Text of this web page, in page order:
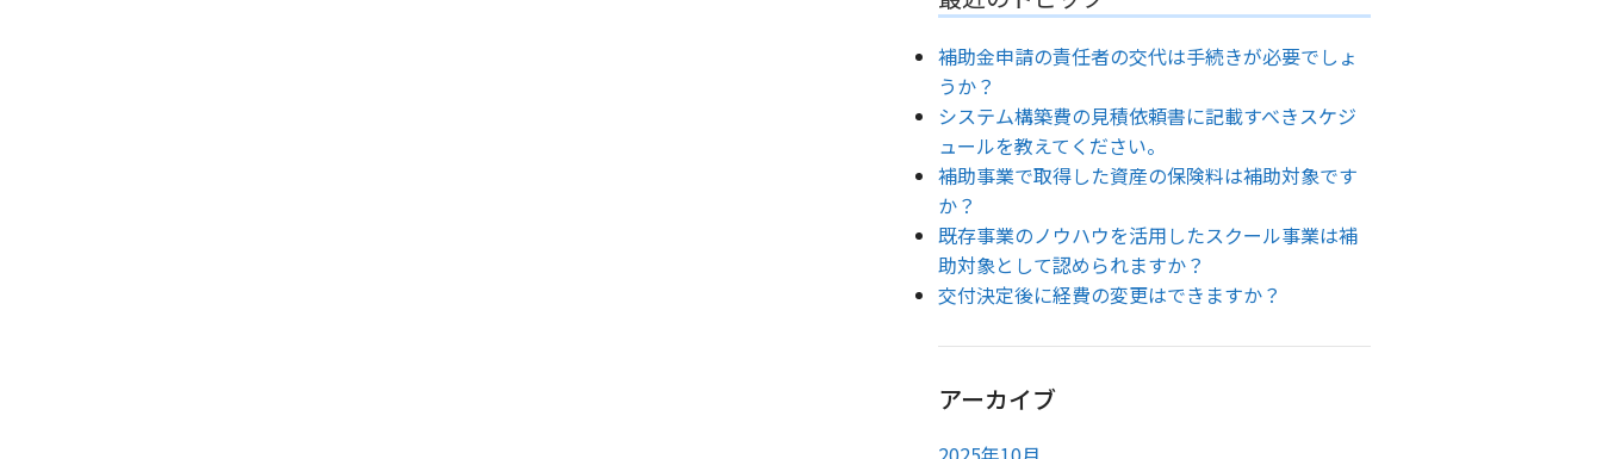
補助金申請の責任者の交代は手続きが必要でしょ
うか？
システム構築費の見積依頼書に記載すべきスケジ
ュールを教えてください。
補助事業で取得した資産の保険料は補助対象です
か？
既存事業のノウハウを活用したスクール事業は補
助対象として認められますか？
交付決定後に経費の変更はできますか？
アーカイブ